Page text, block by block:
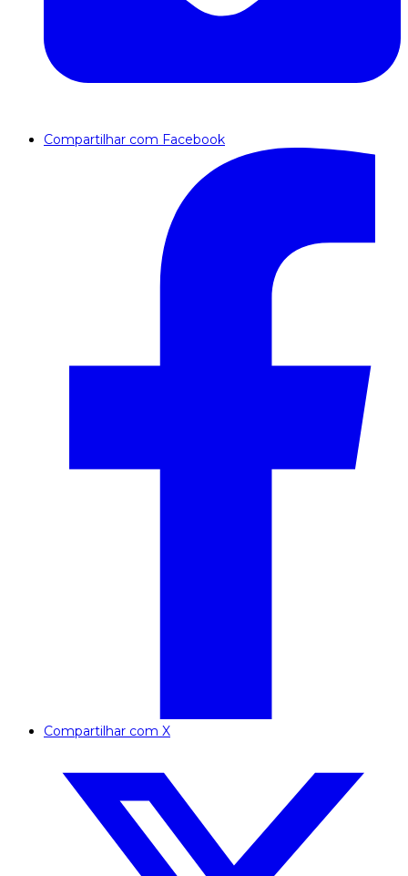
Compartilhar com Facebook
Compartilhar com X